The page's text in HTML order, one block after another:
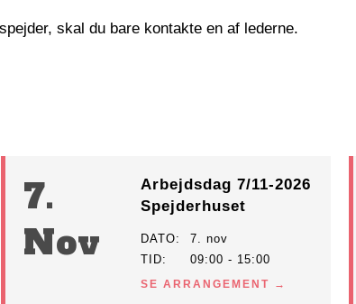
skal du bare kontakte en af lederne.
7.
Nov
Arbejdsdag 7/11-2026
Spejderhuset
DATO
7. nov
TID
09:00 - 15:00
SE ARRANGEMENT